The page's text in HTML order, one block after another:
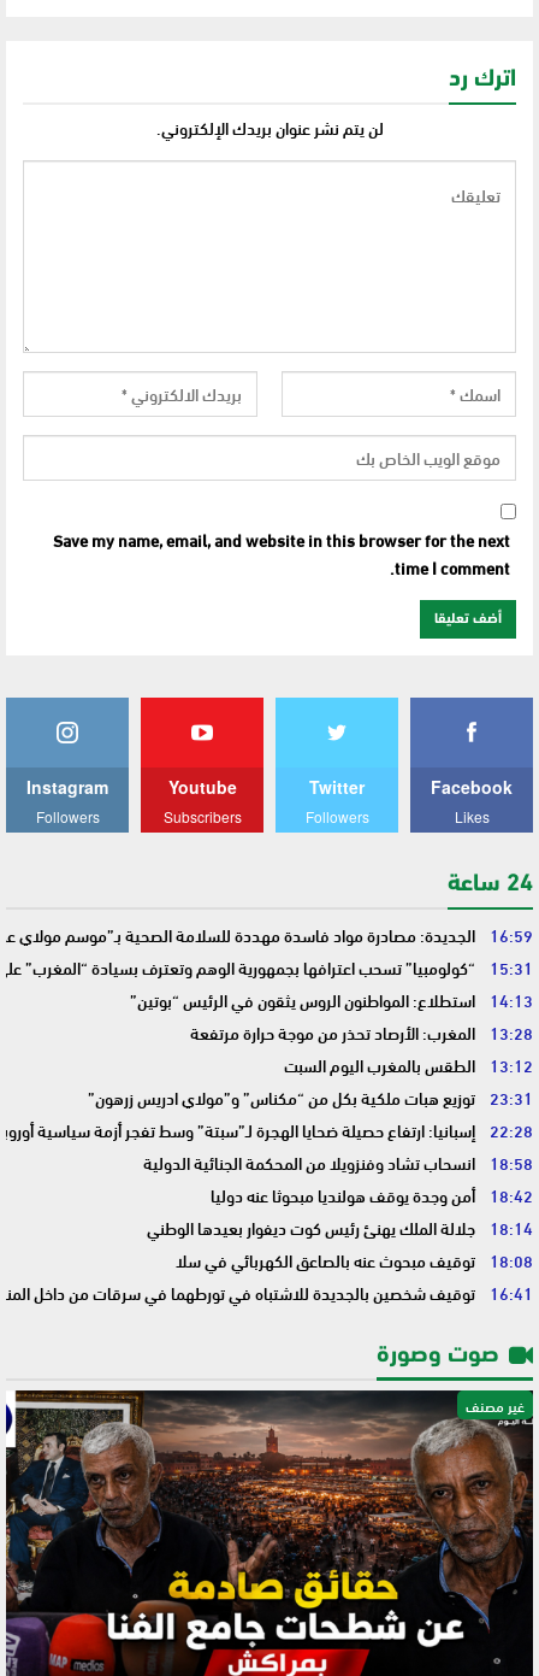
اترك رد
لن يتم نشر عنوان بريدك الإلكتروني.
Save my name, email, and website in this browser for the next
time I comment.
Facebook
Likes
Twitter
Followers
Youtube
Subscribers
Instagram
Followers
24 ساعة
16:59 الجديدة: مصادرة مواد فاسدة مهددة للسلامة الصحية بـ”موسم مولاي
15:31 “كولومبيا” تسحب اعترافها بجمهورية الوهم وتعترف بسيادة “المغرب”
14:13 استطلاع: المواطنون الروس يثقون في الرئيس “بوتين”
13:28 المغرب: الأرصاد تحذر من موجة حرارة مرتفعة
13:12 الطقس بالمغرب اليوم السبت
23:31 توزيع هبات ملكية بكل من “مكناس” و”مولاي ادريس زرهون”
22:28 إسبانيا: ارتفاع حصيلة ضحايا الهجرة لـ”سبتة” وسط تفجر أزمة سياسية
18:58 انسحاب تشاد وفنزويلا من المحكمة الجنائية الدولية
18:42 أمن وجدة يوقف هولنديا مبحوثا عنه دوليا
18:14 جلالة الملك يهنئ رئيس كوت ديفوار بعيدها الوطني
18:08 توقيف مبحوث عنه بالصاعق الكهربائي في سلا
16:41 توقيف شخصين بالجديدة للاشتباه في تورطهما في سرقات من داخل
صوت وصورة
غير مصنف